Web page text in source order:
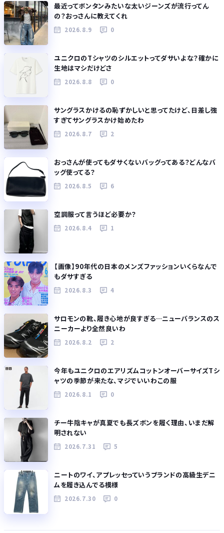
最近ってボンタンみたいな太いジーンズが流行ってん
の？おっさんに教えてくれ
2026.8.9 0
ユニクロのTシャツのシルエットってダサいよな？確かに
生地はマシだけどさ
2026.8.8 0
サングラスかけるの恥ずかしいと思ってたけど、日差し強
すぎてサングラスかけ始めたわ
2026.8.7 2
おっさんが使ってもダサくないバッグってある？どんなバ
ッグ使ってる？
2026.8.5 6
空調服って言うほど必要か？
2026.8.4 1
【画像】90年代の日本のメンズファッションいくらなんで
もダサすぎる
2026.8.3 4
サロモンの靴、履き心地が良すぎる…ニューバランスのス
ニーカーより全然良いわ
2026.8.2 2
今年もユニクロのエアリズムコットンオーバーサイズTシ
ャツの季節が来たな、マジでいいわこの服
2026.8.1 0
チー牛陰キャが真夏でも長ズボンを履く理由、いまだ解
明されない
2026.7.31 5
ニートのワイ、アプレッセっていうブランドの高級生デニ
ムを履き込んでる模様
2026.7.30 0